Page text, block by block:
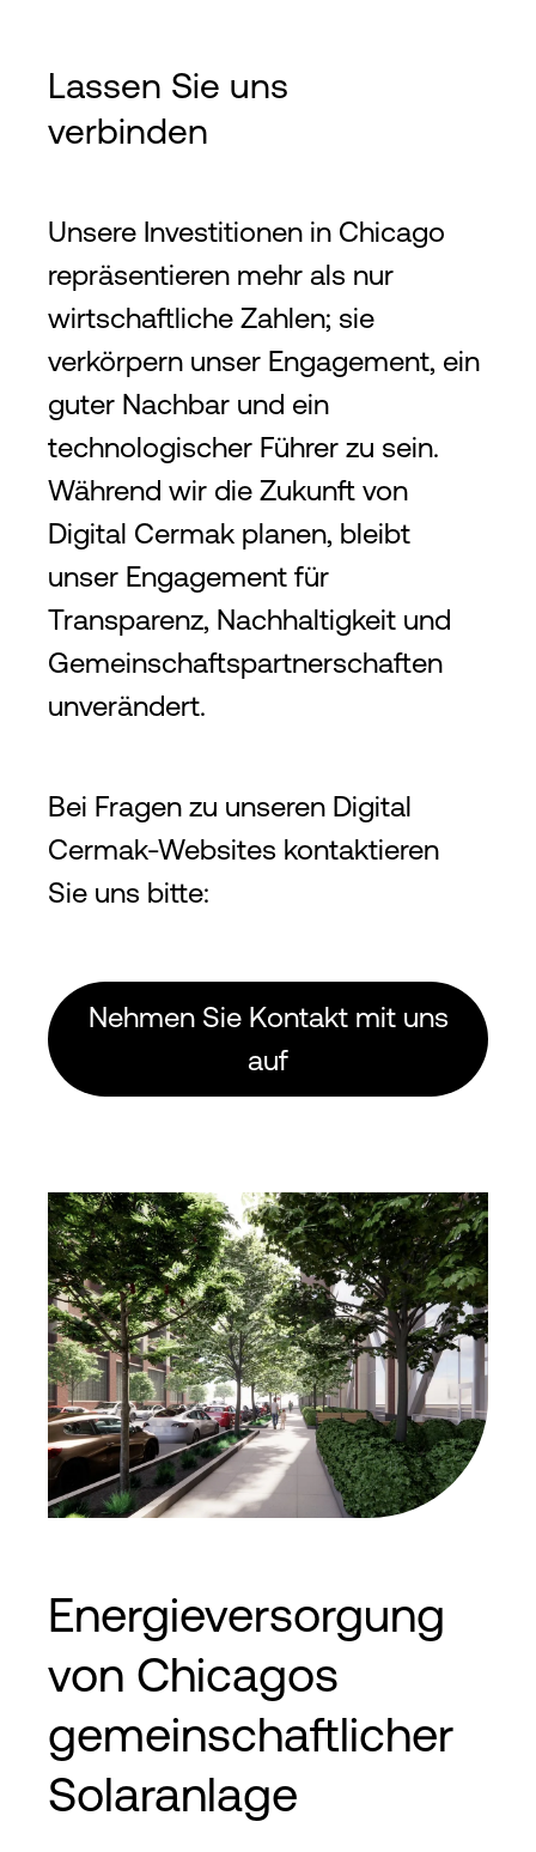
Lassen Sie uns
verbinden
Unsere Investitionen in Chicago
repräsentieren mehr als nur
wirtschaftliche Zahlen; sie
verkörpern unser Engagement, ein
guter Nachbar und ein
technologischer Führer zu sein.
Während wir die Zukunft von
Digital Cermak planen, bleibt
unser Engagement für
Transparenz, Nachhaltigkeit und
Gemeinschaftspartnerschaften
unverändert.
Bei Fragen zu unseren Digital
Cermak-Websites kontaktieren
Sie uns bitte:
Nehmen Sie Kontakt mit uns
auf
Energieversorgung
von Chicagos
gemeinschaftlicher
Solaranlage